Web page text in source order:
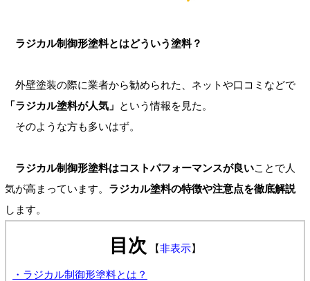
ラジカル制御形塗料とはどういう塗料？
外壁塗装の際に業者から勧められた、ネットや口コミなどで
「ラジカル塗料が人気」 という情報を見た。
そのような方も多いはず。
ラジカル制御形塗料はコストパフォーマンスが良いことで人
気が高まっています。 ラジカル塗料の特徴や注意点を徹底解説
します。
目次 【非表示】
・ラジカル制御形塗料とは？